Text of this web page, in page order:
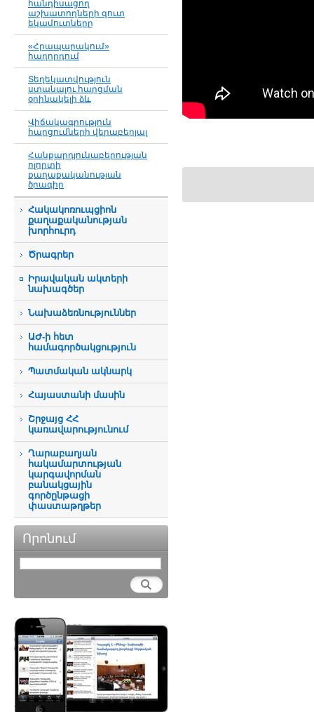
հանդիսացող
աշխատողների զուտ
եկամուտները
«Հրապարակում»
հաղորդում
Տեղեկատվություն
ստանալու հարցման
օրինակելի ձև
Վիճակագրություն
հարցումների վերաբերյալ
Հանքարդյունաբերության
ոլորտի
քաղաքականության
ծրագիր
Հակակոռուպցիոն
քաղաքականության
խորհուրդ
Ծրագրեր
Իրավական ակտերի
նախագծեր
Նախաձեռնություններ
ԱԺ-ի հետ
համագործակցություն
Պատմական ակնարկ
Հայաստանի մասին
Շրջայց ՀՀ
կառավարությունում
Ղարաբաղյան
հակամարտության
կարգավորման
բանակցային
գործընթացի
փաստաթղթեր
Որոնում